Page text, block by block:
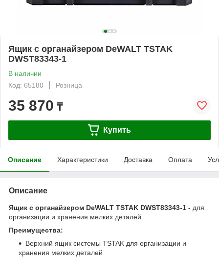
Ящик с органайзером DeWALT TSTAK
DWST83343-1
В наличии
Код: 65180
Розница
35 870 ₸
Купить
Описание Характеристики Доставка Оплата
Описание
Ящик с органайзером DeWALT TSTAK DWST83343-1 - для
организации и хранения мелких деталей.
Преимущества:
Верхний ящик системы TSTAK для организации и
хранения мелких деталей